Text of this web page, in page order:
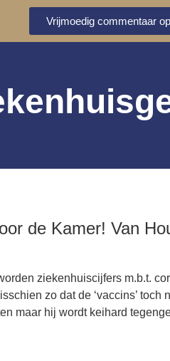
Vrijmoedig commentaar
de Kamer! Van
ziekenhuiscijfers m.b.t.
zo dat de ‘vaccins’ toch
maar hij wordt keihard